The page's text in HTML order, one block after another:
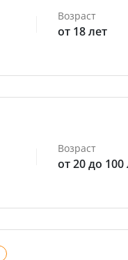
Возраст
от 18 лет
Возраст
от 20 до 100